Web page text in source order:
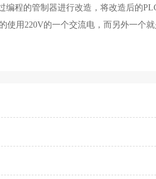
编程的管制器进行改造，将改造后的
使用220V的一个交流电，而另外一个